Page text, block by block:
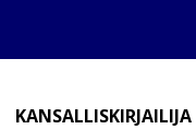
KANSALLISKIRJAILIJA